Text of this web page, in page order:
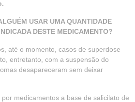
USAR UMA QUANTIDADE
DESTE MEDICAMENTO?
até o momento, casos de superdose
entretanto, com a suspensão do
desapareceram sem deixar
medicamentos a base de salicilato de